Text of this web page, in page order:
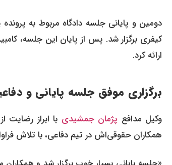
دومین و پایانی جلسه دادگاه مربوط به
کیفری برگزار شد. پس از پایان این جلسه،
ارائه کرد.
برگزاری موفق جلسه پایانی و
وکیل مدافع پژمان جمشیدی با ابراز
همکاران حقوقی‌اش در تیم دفاعی، با تلاش